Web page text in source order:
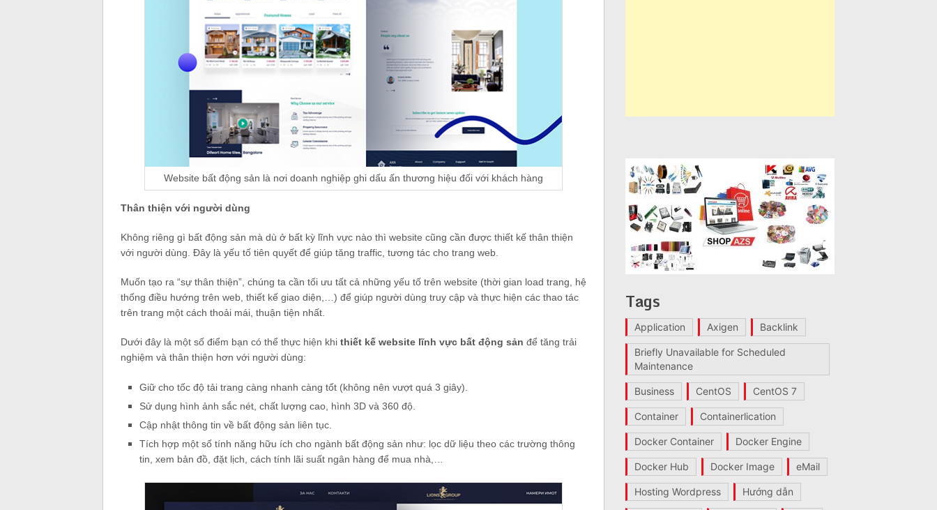
Website bất động sản là nơi doanh nghiệp ghi dấu ấn thương hiệu đối với khách hàng
Thân thiện với người dùng
Không riêng gì bất động sản mà dù ở bất kỳ lĩnh vực nào thì website cũng cần được thiết kế thân thiện
với người dùng. Đây là yếu tố tiên quyết để giúp tăng traffic, tương tác cho trang web.
Muốn tạo ra “sự thân thiện”, chúng ta cần tối ưu tất cả những yếu tố trên website (thời gian load trang, hệ
thống điều hướng trên web, thiết kế giao diện,…) để giúp người dùng truy cập và thực hiện các thao tác
trên trang một cách thoải mái, thuận tiện nhất.
Dưới đây là một số điểm bạn có thể thực hiện khi thiết kế website lĩnh vực bất động sản để tăng trải
nghiệm và thân thiện hơn với người dùng:
Giữ cho tốc độ tải trang càng nhanh càng tốt (không nên vượt quá 3 giây).
Sử dụng hình ảnh sắc nét, chất lượng cao, hình 3D và 360 độ.
Cập nhật thông tin về bất động sản liên tục.
Tích hợp một số tính năng hữu ích cho ngành bất động sản như: lọc dữ liệu theo các trường thông
tin, xem bản đồ, đặt lịch, cách tính lãi suất ngân hàng để mua nhà,…
Tags
Application Axigen Backlink
Briefly Unavailable for Scheduled
Maintenance
Business CentOS CentOS 7
Container Containerlication
Docker Container Docker Engine
Docker Hub Docker Image eMail
Hosting Wordpress Hướng dẫn